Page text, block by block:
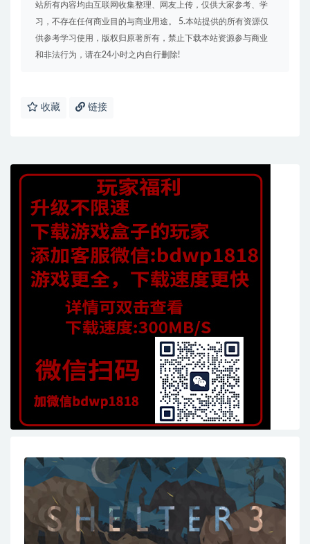
站所有内容均由互联网收集整理、网友上传，仅供大家参考、学
习，不存在任何商业目的与商业用途。 5.本站提供的所有资源仅
供参考学习使用，版权归原著所有，禁止下载本站资源参与商业
和非法行为，请在24小时之内自行删除!
收藏 链接